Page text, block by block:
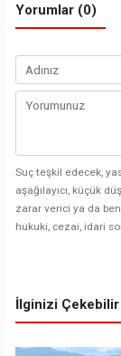
Yorumlar (0)
Suç teşkil edecek,
aşağılayıcı, küçük
zarar verici ya da
hukuki, cezai, idari
İlginizi Çekebilir